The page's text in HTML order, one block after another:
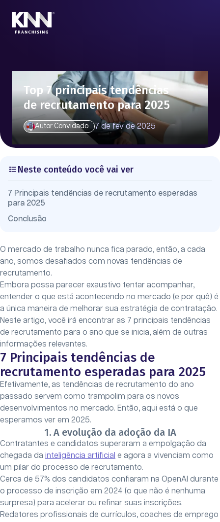
Top 7 principais tendências
de recrutamento para 2025
Autor Convidado 7 de fev de 2025
Neste conteúdo você vai ver
7 Principais tendências de recrutamento esperadas
para 2025
Conclusão
O mercado de trabalho nunca fica parado, então, a cada
ano, somos desafiados com novas tendências de
recrutamento.
Embora possa parecer exaustivo tentar acompanhar,
entender o que está acontecendo no mercado (e por quê) é
a única maneira de melhorar sua estratégia de contratação.
Neste artigo, você irá encontrar as 7 principais tendências
de recrutamento para o ano que se inicia, além de outras
informações relevantes.
7 Principais tendências de
recrutamento esperadas para 2025
Efetivamente, as tendências de recrutamento do ano
passado servem como trampolim para os novos
desenvolvimentos no mercado. Então, aqui está o que
esperamos ver em 2025.
1. A evolução da adoção da IA
Contratantes e candidatos superaram a empolgação da
chegada da inteligência artificial e agora a vivenciam como
um pilar do processo de recrutamento.
Cerca de 57% dos candidatos confiaram na OpenAI durante
o processo de inscrição em 2024 (o que não é nenhuma
surpresa) para acelerar ou refinar suas inscrições.
Redatores profissionais de currículos, coaches de emprego